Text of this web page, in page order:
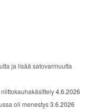
ja lisää satovarmuutta
4.6.2026
oli menestys3.6.2026